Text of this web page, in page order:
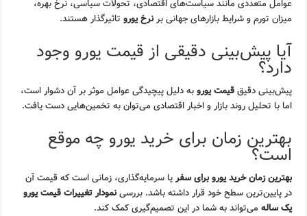
عوامل متعددی مانند سیاست‌های اقتصادی، تحولات سیاسی، نرخ بهره،
میزان تورم و شرایط بازارهای جهانی برنرخ یورو تاثیرگذار هستند.
آیا پیش‌بینی دقیقی از قیمت یورو وجود
دارد؟
پیش‌بینی دقیققیمت یوروبه دلیل پیچیدگی عوامل موثر بر آن دشوار است،
اما با تحلیل روند بازار و اخبار اقتصادی می‌توان به تخمین‌هایی دست یافت.
بهترین زمان برای خرید یورو چه موقع
است؟
بهترین زمان خرید یورو برای سفریا سرمایه‌گذاری، زمانی است که قیمت آن
در پایین‌ترین سطح خود قرار داشته باشد. بررسینمودار تغییرات قیمت یورو
یک ساله می‌تواند به شما در این تصمیم‌گیری کمک کند.